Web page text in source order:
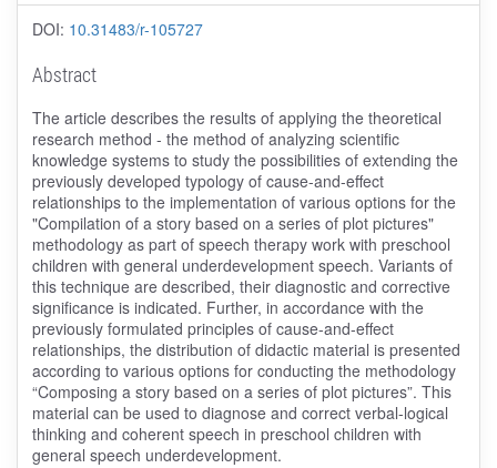
DOI: 10.31483/r-105727
Abstract
The article describes the results of applying the theoretical
research method - the method of analyzing scientific
knowledge systems to study the possibilities of extending the
previously developed typology of cause-and-effect
relationships to the implementation of various options for the
"Compilation of a story based on a series of plot pictures"
methodology as part of speech therapy work with preschool
children with general underdevelopment speech. Variants of
this technique are described, their diagnostic and corrective
significance is indicated. Further, in accordance with the
previously formulated principles of cause-and-effect
relationships, the distribution of didactic material is presented
according to various options for conducting the methodology
“Composing a story based on a series of plot pictures”. This
material can be used to diagnose and correct verbal-logical
thinking and coherent speech in preschool children with
general speech underdevelopment.